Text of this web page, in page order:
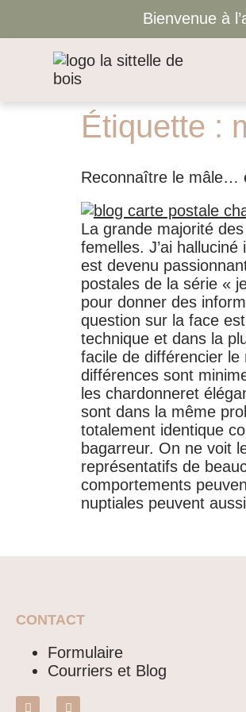
Bienvenue à
Étiquette :
Reconnaître le mâle…
La grande majorité
femelles. J’ai
est devenu
postales de la série «
pour donner des
question sur la face
technique et dans la
facile de différencier le
différences sont
les chardonneret
sont dans la même
totalement identique
bagarreur. On ne voit
représentatifs de
comportements
nuptiales peuvent
CONTACT
Formulaire
Courriers et Blog